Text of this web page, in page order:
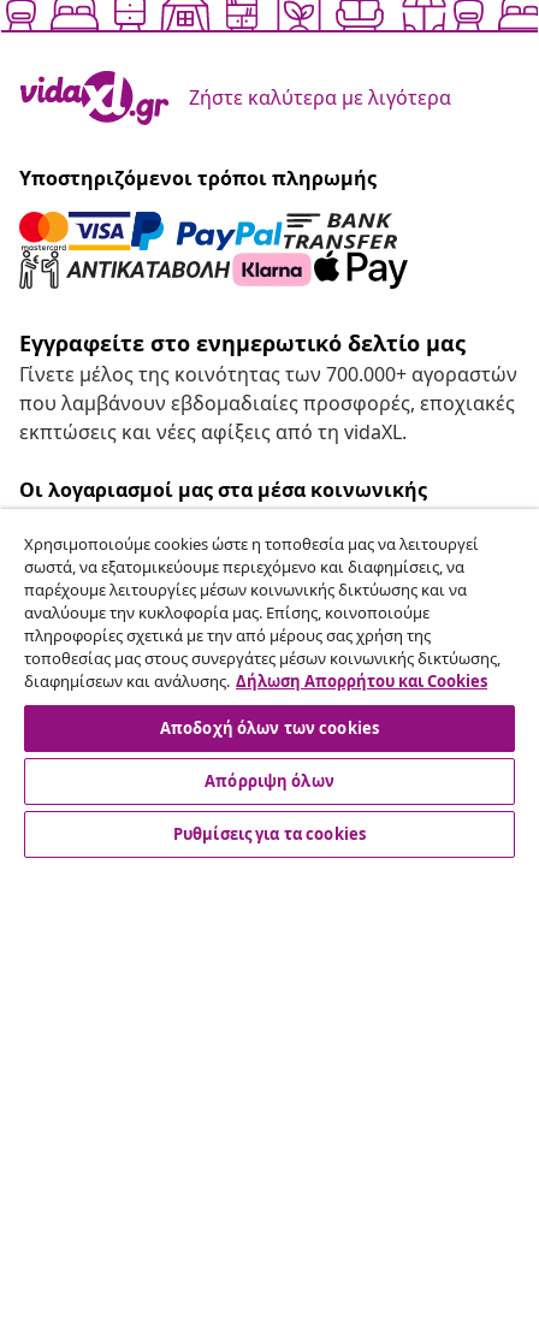
Ζήστε καλύτερα με λιγότερα
Υποστηριζόμενοι τρόποι πληρωμής
Εγγραφείτε στο ενημερωτικό δελτίο μας
Γίνετε μέλος της κοινότητας των 700.000+ αγοραστών
που λαμβάνουν εβδομαδιαίες προσφορές, εποχιακές
εκπτώσεις και νέες αφίξεις από τη vidaXL.
Οι λογαριασμοί μας στα μέσα κοινωνικής
Υπαναχώρηση από τη σύμβαση
Υποβάλετε αίτημα υπαναχώρησης για την
παραγγελία σας.
Υπαναχώρηση από τη σύμβαση
Εξυπηρέτηση πελατών
Χρησιμοποιούμε cookies ώστε η τοποθεσία μας να λειτουργεί
σωστά, να εξατομικεύουμε περιεχόμενο και διαφημίσεις, να
παρέχουμε λειτουργίες μέσων κοινωνικής δικτύωσης και να
αναλύουμε την κυκλοφορία μας. Επίσης, κοινοποιούμε
πληροφορίες σχετικά με την από μέρους σας χρήση της
τοποθεσίας μας στους συνεργάτες μέσων κοινωνικής δικτύωσης,
διαφημίσεων και ανάλυσης. Δήλωση Απορρήτου και Cookies
Αποδοχή όλων των cookies
Απόρριψη όλων
Ρυθμίσεις για τα cookies